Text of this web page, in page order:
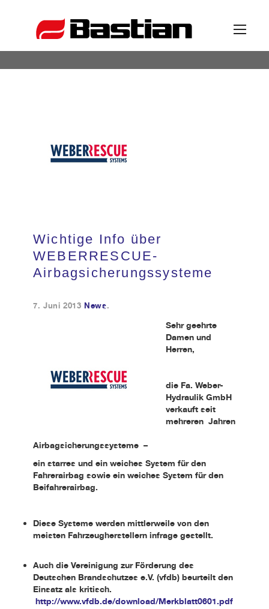
Partner
Wichtige Info über
WEBERRESCUE-
Airbagsicherungssysteme
7. Juni 2013 News.
Sehr geehrte
Damen und
Herren,
die Fa. Weber-
Hydraulik GmbH
verkauft seit
mehreren Jahren
Airbagsicherungssysteme –
ein starres und ein weiches System für den
Fahrerairbag sowie ein weiches System für den
Beifahrerairbag.
Diese Systeme werden mittlerweile von den
meisten Fahrzeugherstellern infrage gestellt.
Auch die Vereinigung zur Förderung des
Deutschen Brandschutzes e.V. (vfdb) beurteilt den
Einsatz als kritisch.
http://www.vfdb.de/download/Merkblatt0601.pdf